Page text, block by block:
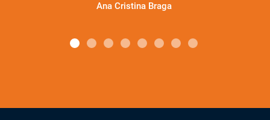
Ana Cristina Braga